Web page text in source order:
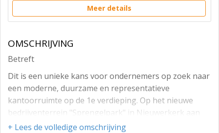
Meer details
OMSCHRIJVING
Betreft
Dit is een unieke kans voor ondernemers op zoek naar
een moderne, duurzame en representatieve
kantoorruimte op de 1e verdieping. Op het nieuwe
bedrijventerrein "Sprengelpark" in Nieuwerkerk aan
den IJssel worden in totaal 17 bedrijfsunits ontwikkeld.
+ Lees de volledige omschrijving